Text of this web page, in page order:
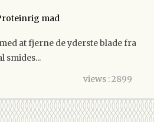
mad
at fjerne de yderste blade fra
smides...
views : 2899